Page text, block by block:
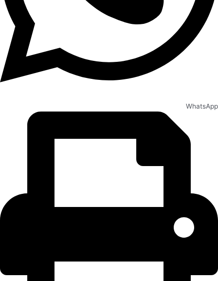
WhatsApp